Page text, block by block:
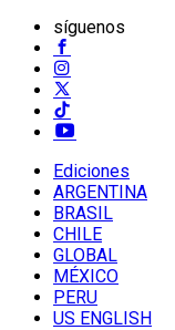
síguenos
Ediciones
ARGENTINA
BRASIL
CHILE
GLOBAL
MÉXICO
PERU
US ENGLISH